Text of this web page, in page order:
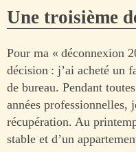
Une troisième
Pour ma « déconnexion
décision : j’ai acheté un
de bureau. Pendant
années professionnelles,
récupération. Au
stable et d’un